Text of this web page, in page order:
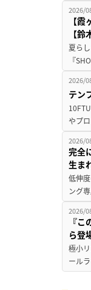
2026/
【
【
夏ら
『
2026/
テン
やプ
2026/
完全
生ま
低伸
ング
2026/
『
ら登
極小
ール